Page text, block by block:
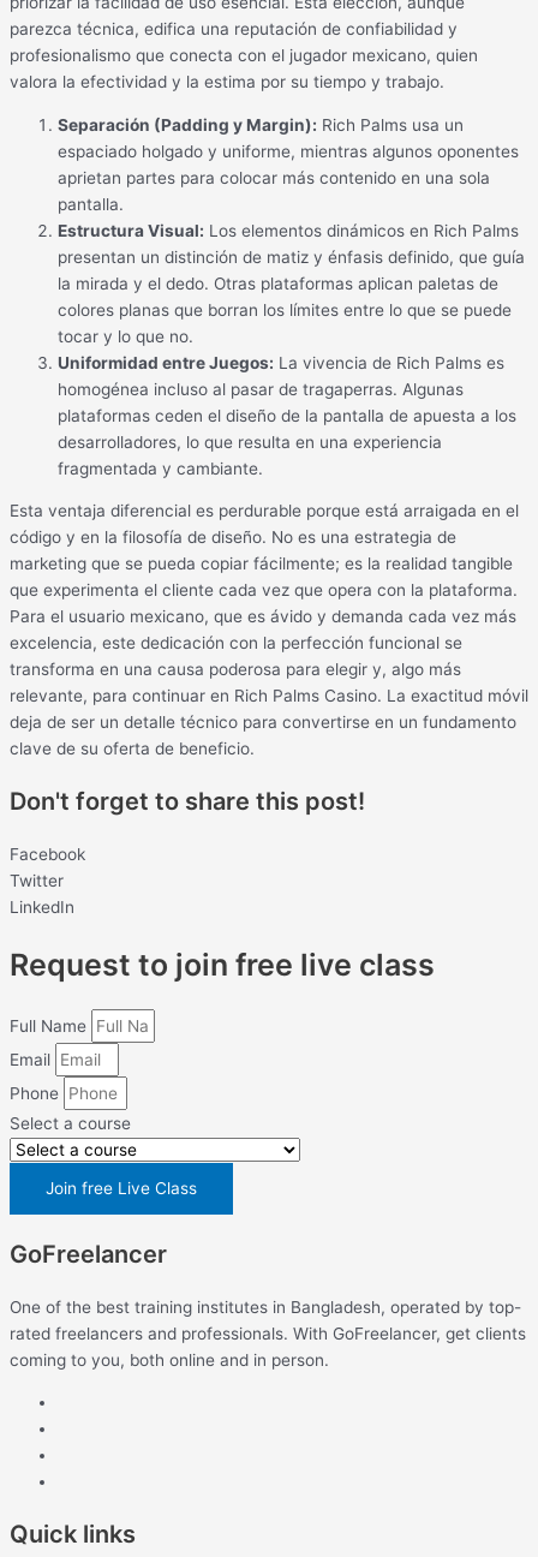
parezca técnica, edifica una reputación de confiabilidad y
profesionalismo que conecta con el jugador mexicano, quien
valora la efectividad y la estima por su tiempo y trabajo.
Separación (Padding y Margin): Rich Palms usa un
espaciado holgado y uniforme, mientras algunos oponentes
aprietan partes para colocar más contenido en una sola
pantalla.
Estructura Visual: Los elementos dinámicos en Rich Palms
presentan un distinción de matiz y énfasis definido, que guía
la mirada y el dedo. Otras plataformas aplican paletas de
colores planas que borran los límites entre lo que se puede
tocar y lo que no.
Uniformidad entre Juegos: La vivencia de Rich Palms es
homogénea incluso al pasar de tragaperras. Algunas
plataformas ceden el diseño de la pantalla de apuesta a los
desarrolladores, lo que resulta en una experiencia
fragmentada y cambiante.
Esta ventaja diferencial es perdurable porque está arraigada en el
código y en la filosofía de diseño. No es una estrategia de
marketing que se pueda copiar fácilmente; es la realidad tangible
que experimenta el cliente cada vez que opera con la plataforma.
Para el usuario mexicano, que es ávido y demanda cada vez más
excelencia, este dedicación con la perfección funcional se
transforma en una causa poderosa para elegir y, algo más
relevante, para continuar en Rich Palms Casino. La exactitud móvil
deja de ser un detalle técnico para convertirse en un fundamento
clave de su oferta de beneficio.
Don't forget to share this post!
Facebook
Twitter
LinkedIn
Request to join free live class
Full Name
Email
Phone
Select a course
Join free Live Class
GoFreelancer
One of the best training institutes in Bangladesh, operated by top-
rated freelancers and professionals. With GoFreelancer, get clients
coming to you, both online and in person.
Quick links